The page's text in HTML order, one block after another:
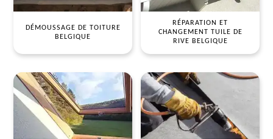
DÉMOUSSAGE DE TOITURE
BELGIQUE
RÉPARATION ET
CHANGEMENT TUILE DE
RIVE BELGIQUE